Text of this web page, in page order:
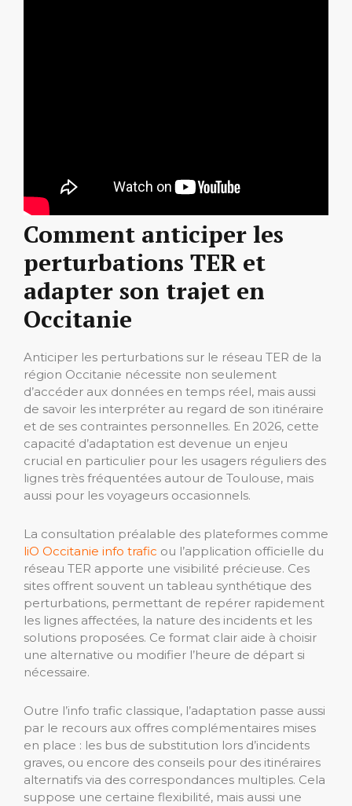
Comment anticiper les
perturbations TER et
adapter son trajet en
Occitanie
Anticiper les perturbations sur le réseau TER de la
région Occitanie nécessite non seulement
d’accéder aux données en temps réel, mais aussi
de savoir les interpréter au regard de son itinéraire
et de ses contraintes personnelles. En 2026, cette
capacité d’adaptation est devenue un enjeu
crucial en particulier pour les usagers réguliers des
lignes très fréquentées autour de Toulouse, mais
aussi pour les voyageurs occasionnels.
La consultation préalable des plateformes comme
liO Occitanie info trafic ou l’application officielle du
réseau TER apporte une visibilité précieuse. Ces
sites offrent souvent un tableau synthétique des
perturbations, permettant de repérer rapidement
les lignes affectées, la nature des incidents et les
solutions proposées. Ce format clair aide à choisir
une alternative ou modifier l’heure de départ si
nécessaire.
Outre l’info trafic classique, l’adaptation passe aussi
par le recours aux offres complémentaires mises
en place : les bus de substitution lors d’incidents
graves, ou encore des conseils pour des itinéraires
alternatifs via des correspondances multiples. Cela
suppose une certaine flexibilité, mais aussi une